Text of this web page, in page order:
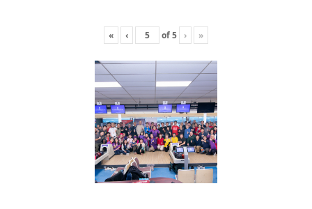
« ‹ of5 › »